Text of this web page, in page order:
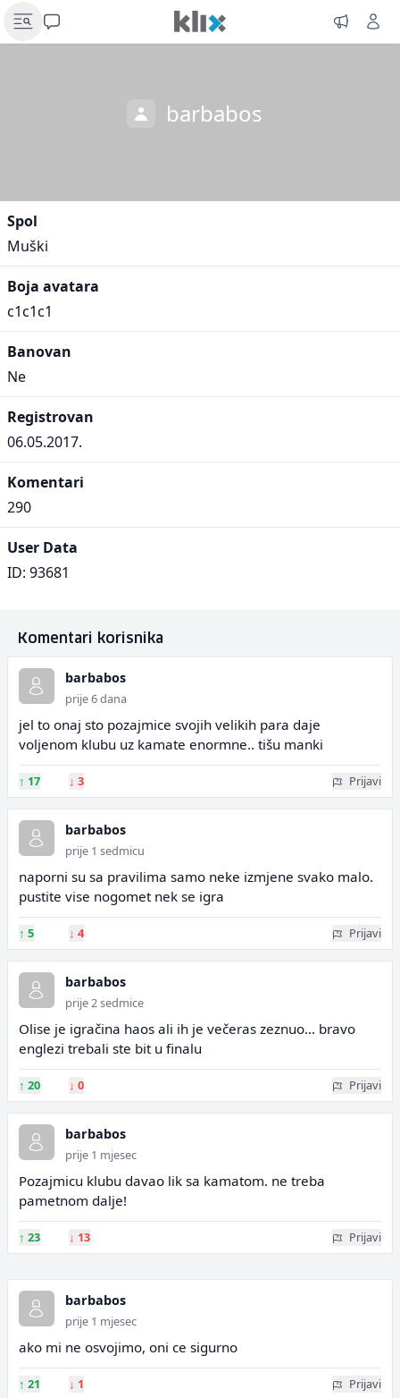
barbabos
Spol
Muški
Boja avatara
c1c1c1
Banovan
Ne
Registrovan
06.05.2017.
Komentari
290
User Data
ID: 93681
Komentari korisnika
barbabos
prije 6 dana
jel to onaj sto pozajmice svojih velikih para daje
voljenom klubu uz kamate enormne.. tišu manki
↑ 17 ↓ 3 Prijavi
barbabos
prije 1 sedmicu
naporni su sa pravilima samo neke izmjene svako malo.
pustite vise nogomet nek se igra
↑ 5 ↓ 4 Prijavi
barbabos
prije 2 sedmice
Olise je igračina haos ali ih je večeras zeznuo... bravo
englezi trebali ste bit u finalu
↑ 20 ↓ 0 Prijavi
barbabos
prije 1 mjesec
Pozajmicu klubu davao lik sa kamatom. ne treba
pametnom dalje!
↑ 23 ↓ 13 Prijavi
barbabos
prije 1 mjesec
ako mi ne osvojimo, oni ce sigurno
↑ 21 ↓ 1 Prijavi